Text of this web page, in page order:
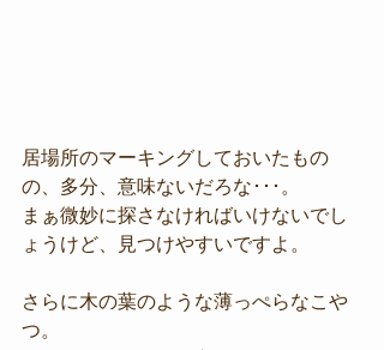
居場所のマーキングしておいたもの
の、多分、意味ないだろな･･･。
まぁ微妙に探さなければいけないでし
ょうけど、見つけやすいですよ。
さらに木の葉のような薄っぺらなこや
つ。